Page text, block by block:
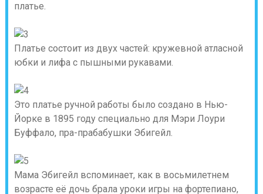
платье.
Платье состоит из двух частей: кружевной атласной
юбки и лифа с пышными рукавами.
Это платье ручной работы было создано в Нью-
Йорке в 1895 году специально для Мэри Лоури
Буффало, пра-прабабушки Эбигейл.
Мама Эбигейл вспоминает, как в восьмилетнем
возрасте её дочь брала уроки игры на фортепиано,